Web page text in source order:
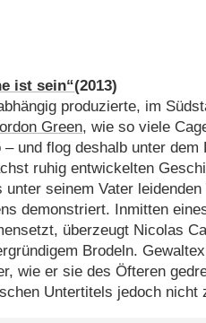
ist sein“(2013)
produzierte, im
Green, wie so viele
und flog deshalb unter dem
ruhig entwickelten
seinem Vater
demonstriert. Inmitten
überzeugt Nicolas
Brodeln.
wie er sie des Öfteren
Untertitels jedoch nicht